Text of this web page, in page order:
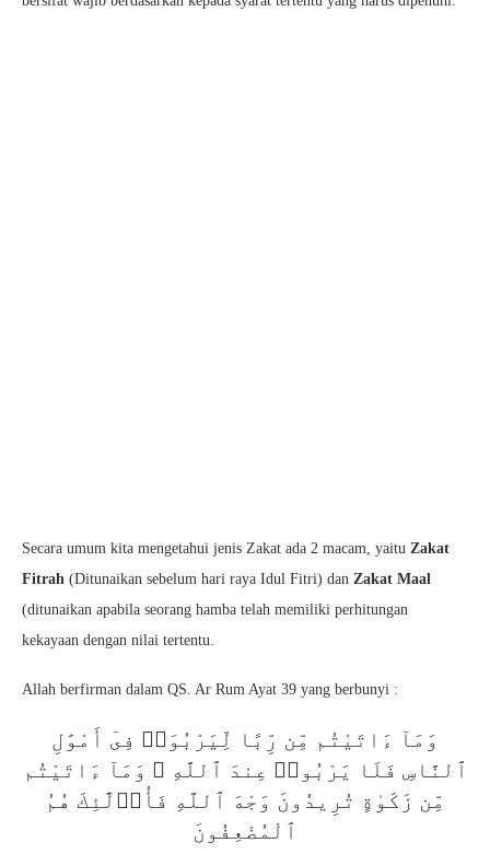
Secara umum kita mengetahui jenis Zakat ada 2 macam, yaitu Zakat
Fitrah (Ditunaikan sebelum hari raya Idul Fitri) dan Zakat Maal
(ditunaikan apabila seorang hamba telah memiliki perhitungan
kekayaan dengan nilai tertentu.
Allah berfirman dalam QS. Ar Rum Ayat 39 yang berbunyi :
وَمَآ ءَاتَيْتُم مِّن رِّبًا لِّيَرْبُوَا۟ فِىٓ أَمْوَٰلِ
ٱلنَّاسِ فَلَا يَرْبُوا۟ عِندَ ٱللَّهِ ۖ وَمَآ ءَاتَيْتُم
مِّن زَكَوٰةٍ تُرِيدُونَ وَجْهَ ٱللَّهِ فَأُو۟لَٰٓئِكَ هُمُ
ٱلْمُضْعِفُونَ